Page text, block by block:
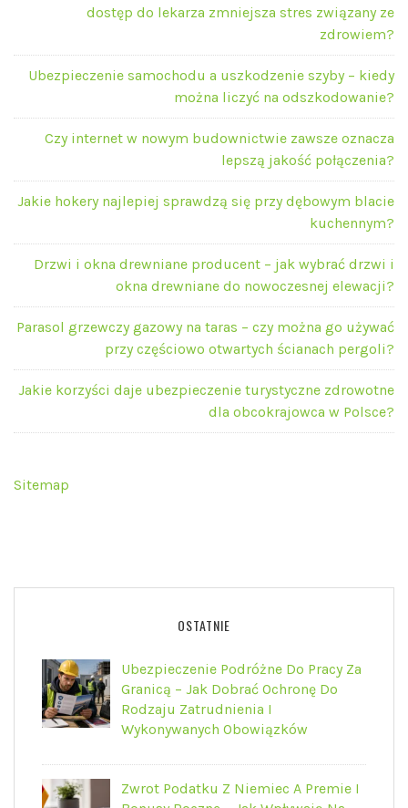
dostęp do lekarza zmniejsza stres związany ze
zdrowiem?
Ubezpieczenie samochodu a uszkodzenie szyby – kiedy
można liczyć na odszkodowanie?
Czy internet w nowym budownictwie zawsze oznacza
lepszą jakość połączenia?
Jakie hokery najlepiej sprawdzą się przy dębowym blacie
kuchennym?
Drzwi i okna drewniane producent – jak wybrać drzwi i
okna drewniane do nowoczesnej elewacji?
Parasol grzewczy gazowy na taras – czy można go używać
przy częściowo otwartych ścianach pergoli?
Jakie korzyści daje ubezpieczenie turystyczne zdrowotne
dla obcokrajowca w Polsce?
Sitemap
OSTATNIE
Ubezpieczenie Podróżne Do Pracy Za
Granicą – Jak Dobrać Ochronę Do
Rodzaju Zatrudnienia I
Wykonywanych Obowiązków
Zwrot Podatku Z Niemiec A Premie I